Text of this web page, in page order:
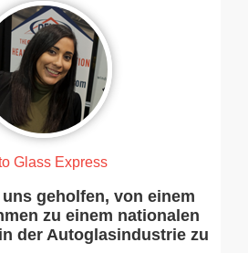
Glass Express
geholfen, von einem
zu einem nationalen
der Autoglasindustrie zu